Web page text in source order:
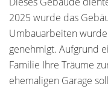
2025 wurde das
Umbauarbeiten
genehmigt. Aufgrund
Familie Ihre Träume
ehemaligen Garage